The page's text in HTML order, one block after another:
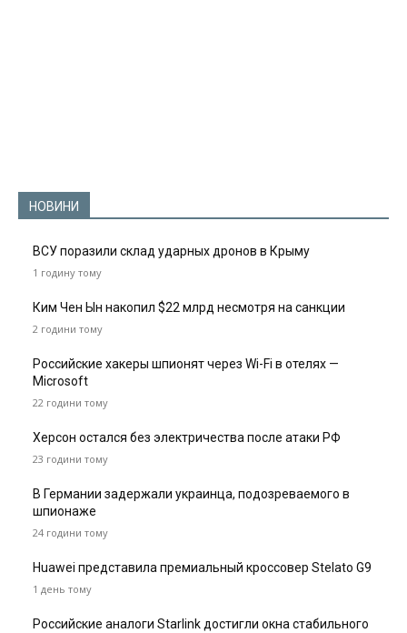
НОВИНИ
ВСУ поразили склад ударных дронов в Крыму
1 годину тому
Ким Чен Ын накопил $22 млрд несмотря на санкции
2 години тому
Российские хакеры шпионят через Wi-Fi в отелях —
Microsoft
22 години тому
Херсон остался без электричества после атаки РФ
23 години тому
В Германии задержали украинца, подозреваемого в
шпионаже
24 години тому
Huawei представила премиальный кроссовер Stelato G9
1 день тому
Российские аналоги Starlink достигли окна стабильного